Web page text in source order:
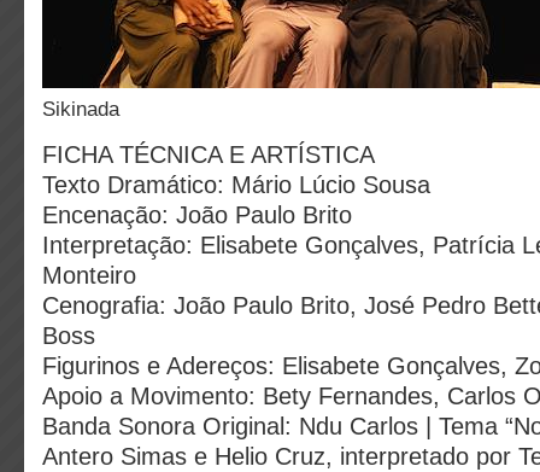
Sikinada
FICHA TÉCNICA E ARTÍSTICA
Texto Dramático: Mário Lúcio Sousa
Encenação: João Paulo Brito
Interpretação: Elisabete Gonçalves, Patrícia
Monteiro
Cenografia: João Paulo Brito, José Pedro
Boss
Figurinos e Adereços: Elisabete Gonçalves,
Apoio a Movimento: Bety Fernandes, Carlos
Banda Sonora Original: Ndu Carlos | Tema
Antero Simas e Helio Cruz, interpretado por